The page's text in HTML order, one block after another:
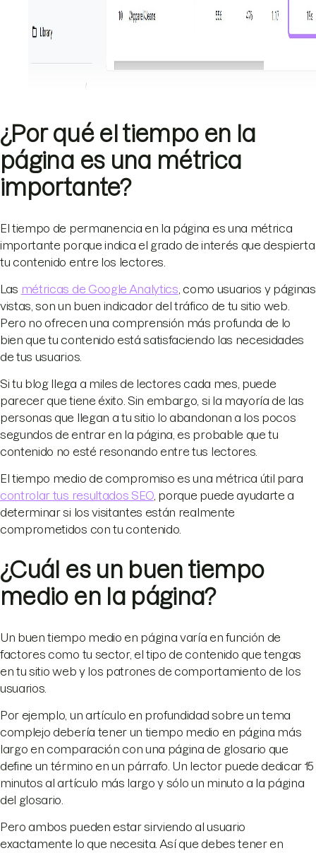
¿Por qué el tiempo en la
página es una métrica
importante?
El tiempo de permanencia en la página es una métrica
importante porque indica el grado de interés que despierta
tu contenido entre los lectores.
Las métricas de Google Analytics , como usuarios y páginas
vistas, son un buen indicador del tráfico de tu sitio web.
Pero no ofrecen una comprensión más profunda de lo
bien que tu contenido está satisfaciendo las necesidades
de tus usuarios.
Si tu blog llega a miles de lectores cada mes, puede
parecer que tiene éxito. Sin embargo, si la mayoría de las
personas que llegan a tu sitio lo abandonan a los pocos
segundos de entrar en la página, es probable que tu
contenido no esté resonando entre tus lectores.
El tiempo medio de compromiso es una métrica útil para
controlar tus resultados SEO , porque puede ayudarte a
determinar si los visitantes están realmente
comprometidos con tu contenido.
¿Cuál es un buen tiempo
medio en la página?
Un buen tiempo medio en página varía en función de
factores como tu sector, el tipo de contenido que tengas
en tu sitio web y los patrones de comportamiento de los
usuarios.
Por ejemplo, un artículo en profundidad sobre un tema
complejo debería tener un tiempo medio en página más
largo en comparación con una página de glosario que
define un término en un párrafo. Un lector puede dedicar 15
minutos al artículo más largo y sólo un minuto a la página
del glosario.
Pero ambos pueden estar sirviendo al usuario
exactamente lo que necesita. Así que debes tener en